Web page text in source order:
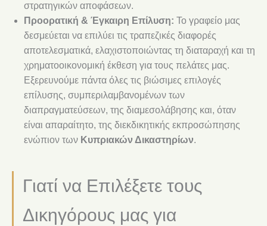
στρατηγικών αποφάσεων.
Προορατική & Έγκαιρη Επίλυση: Το γραφείο μας
δεσμεύεται να επιλύει τις τραπεζικές διαφορές
αποτελεσματικά, ελαχιστοποιώντας τη διαταραχή και τη
χρηματοοικονομική έκθεση για τους πελάτες μας.
Εξερευνούμε πάντα όλες τις βιώσιμες επιλογές
επίλυσης, συμπεριλαμβανομένων των
διαπραγματεύσεων, της διαμεσολάβησης και, όταν
είναι απαραίτητο, της διεκδικητικής εκπροσώπησης
ενώπιον των Κυπριακών Δικαστηρίων.
Γιατί να Επιλέξετε τους
Δικηγόρους μας για